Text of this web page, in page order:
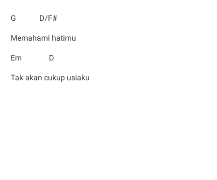
G D/F#
Memahami hatimu
Em D
Tak akan cukup usiaku